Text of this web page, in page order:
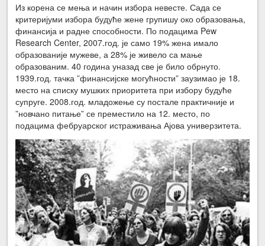
Из корена се мења и начин избора невесте. Сада се
критеријуми избора будуће жене групишу око образовања,
финансија и радне способности. По подацима Pew
Research Center, 2007.год. је само 19% жена имало
образованије мужеве, а 28% је живело са мање
образованим. 40 година уназад све је било обрнуто.
1939.год. тачка ”финансијске могућности” заузимао је 18.
место на списку мушких приоритета при избору будуће
супруге. 2008.год. младожење су постале практичније и
”новчано питање” се преместило на 12. место, по
подацима фебруарског истраживања Ајова универзитета.